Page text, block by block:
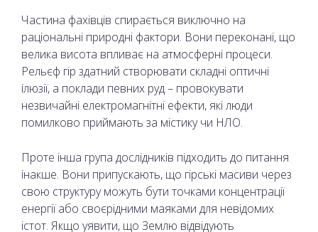
Частина фахівців спирається виключно на
раціональні природні фактори. Вони переконані, що
велика висота впливає на атмосферні процеси.
Рельєф гір здатний створювати складні оптичні
ілюзії, а поклади певних руд – провокувати
незвичайні електромагнітні ефекти, які люди
помилково приймають за містику чи НЛО.
Проте інша група дослідників підходить до питання
інакше. Вони припускають, що гірські масиви через
свою структуру можуть бути точками концентрації
енергії або своєрідними маяками для невідомих
істот. Якщо уявити, що Землю відвідують